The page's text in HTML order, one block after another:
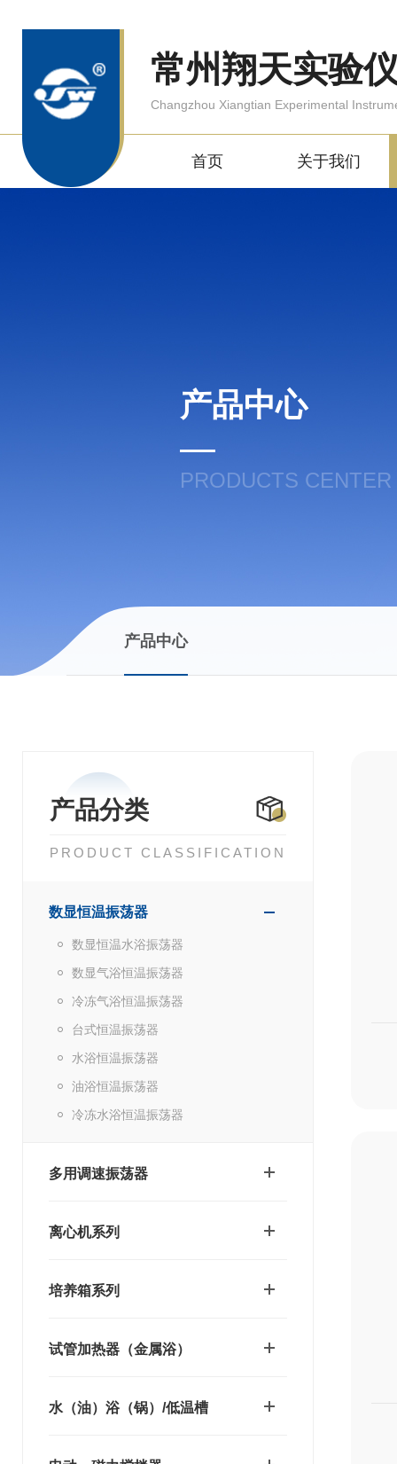
常州翔天实验
Changzhou Xiangtian Experimental
首页 关于我们
产品中心
PRODUCTS CENTER
产品中心
产品分类
PRODUCT CLASSIFICATION
数显恒温振荡器
数显恒温水浴振荡器
数显气浴恒温振荡器
冷冻气浴恒温振荡器
台式恒温振荡器
水浴恒温振荡器
油浴恒温振荡器
冷冻水浴恒温振荡器
多用调速振荡器
离心机系列
培养箱系列
试管加热器（金属浴）
水（油）浴（锅）/低温槽